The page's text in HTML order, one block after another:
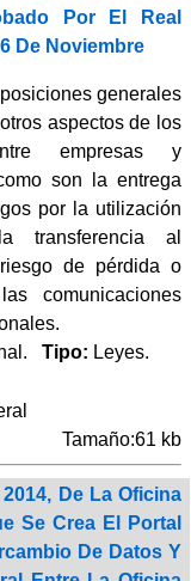
Por El Real
De Noviembre
generales
aspectos de los
empresas y
son la entrega
por la utilización
transferencia al
de pérdida o
comunicaciones
Tipo: Leyes.
Tamaño:61 kb
De La Oficina
Se Crea El Portal
De Datos Y